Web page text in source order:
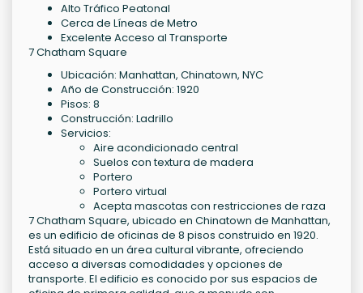
Alto Tráfico Peatonal
Cerca de Líneas de Metro
Excelente Acceso al Transporte
7 Chatham Square
Ubicación: Manhattan, Chinatown, NYC
Año de Construcción: 1920
Pisos: 8
Construcción: Ladrillo
Servicios:
Aire acondicionado central
Suelos con textura de madera
Portero
Portero virtual
Acepta mascotas con restricciones de raza
7 Chatham Square, ubicado en Chinatown de Manhattan,
es un edificio de oficinas de 8 pisos construido en 1920.
Está situado en un área cultural vibrante, ofreciendo
acceso a diversas comodidades y opciones de
transporte. El edificio es conocido por sus espacios de